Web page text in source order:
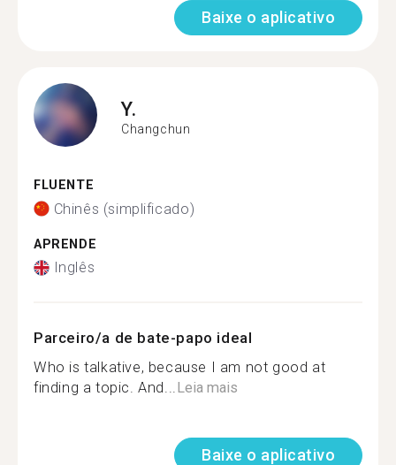
Baixe o aplicativo
Y.
Changchun
FLUENTE
Chinês (simplificado)
APRENDE
Inglês
Parceiro/a de bate-papo ideal
Who is talkative, because I am not good at
finding a topic. And...Leia mais
Baixe o aplicativo